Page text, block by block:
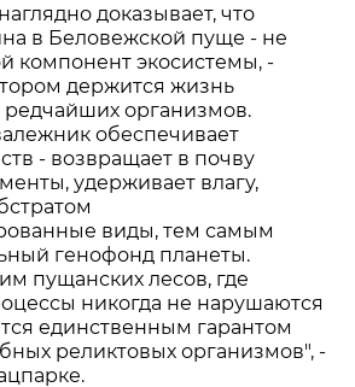
доказывает, что
в Беловежской пуще - не
компонент экосистемы, -
держится жизнь
редчайших организмов.
обеспечивает
- возвращает в почву
удерживает влагу,
виды, тем самым
генофонд планеты.
пущанских лесов, где
никогда не нарушаются
единственным гарантом
реликтовых организмов", -